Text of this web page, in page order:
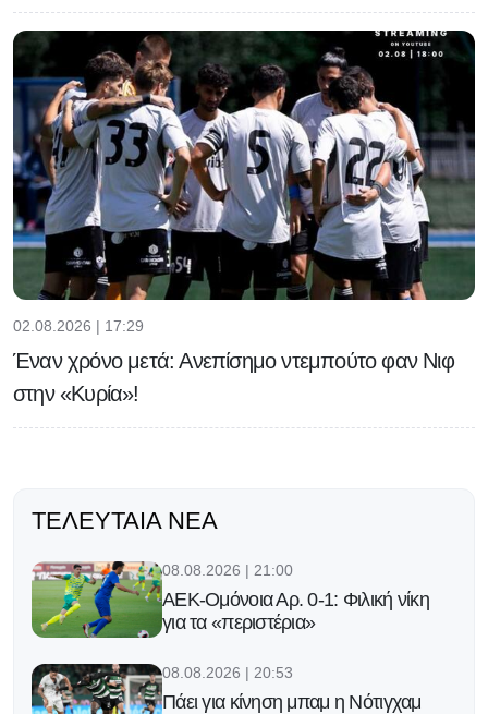
02.08.2026 | 17:29
Έναν χρόνο μετά: Ανεπίσημο ντεμπούτο φαν Νιφ
στην «Κυρία»!
ΤΕΛΕΥΤΑΊΑ ΝΈΑ
08.08.2026 | 21:00
ΑΕΚ-Ομόνοια Αρ. 0-1: Φιλική νίκη
για τα «περιστέρια»
08.08.2026 | 20:53
Πάει για κίνηση μπαμ η Νότιγχαμ